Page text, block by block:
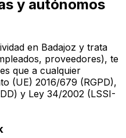
y autónomos
en Badajoz y trata
proveedores), te
que a cualquier
(UE) 2016/679 (RGPD),
y Ley 34/2002 (LSSI-